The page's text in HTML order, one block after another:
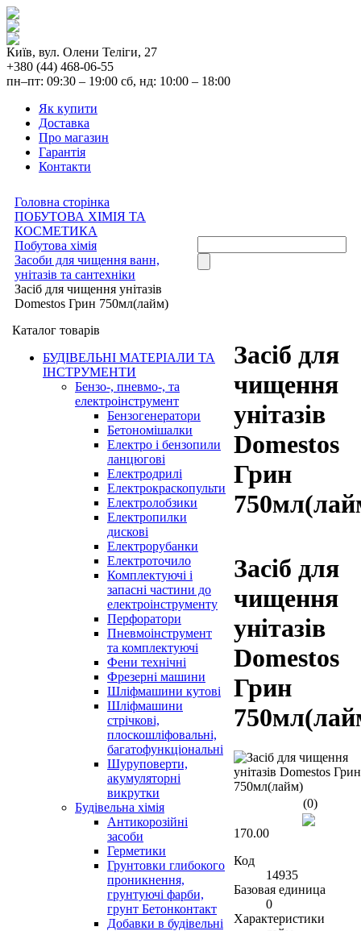
Київ, вул. Олени Теліги, 27
+380 (44) 468-06-55
пн–пт: 09:30 – 19:00 сб, нд: 10:00 – 18:00
Як купити
Доставка
Про магазин
Гарантія
Контакти
Головна сторінка
ПОБУТОВА ХІМІЯ ТА
КОСМЕТИКА
Побутова хімія
Засоби для чищення ванн,
унітазів та сантехніки
Засіб для чищення унітазів
Domestos Грин 750мл(лайм)
Каталог товарів
БУДІВЕЛЬНІ МАТЕРІАЛИ ТА
ІНСТРУМЕНТИ
Бензо-, пневмо-, та
електроінструмент
Бензогенератори
Бетономішалки
Електро і бензопили
ланцюгові
Електродрилі
Електрокраскопульти
Електролобзики
Електропилки
дискові
Електрорубанки
Електроточило
Комплектуючі і
запасні частини до
електроінструменту
Перфоратори
Пневмоінструмент
та комплектуючі
Фени технічні
Фрезерні машини
Шліфмашини кутові
Шліфмашини
стрічкові,
плоскошліфовальні,
багатофункціональні
Шуруповерти,
акумуляторні
викрутки
Будівельна хімія
Антикорозійні
засоби
Герметики
Грунтовки глибокого
проникнення,
грунтуючі фарби,
грунт Бетонконтакт
Добавки в будівельні
Засіб для
чищення
унітазів
Domestos
Грин
Засіб для
чищення
унітазів
Domestos
Грин
(0)
170.00
Код
14935
Базовая единица
0
Характеристики